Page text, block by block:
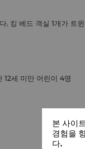
. 킹 베드 객실 1개가 트
12세 미만 어린이 4명
본 사이
경험을
다.